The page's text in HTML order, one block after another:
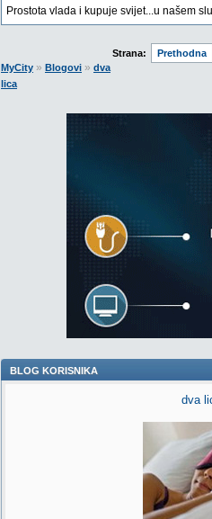
Prostota vlada i kupuje svijet...u našem
Strana: Prethodna
MyCity » Blogovi » dva
lica
BLOG KORISNIKA
dva